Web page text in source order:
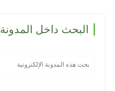
البحث داخل المدونة